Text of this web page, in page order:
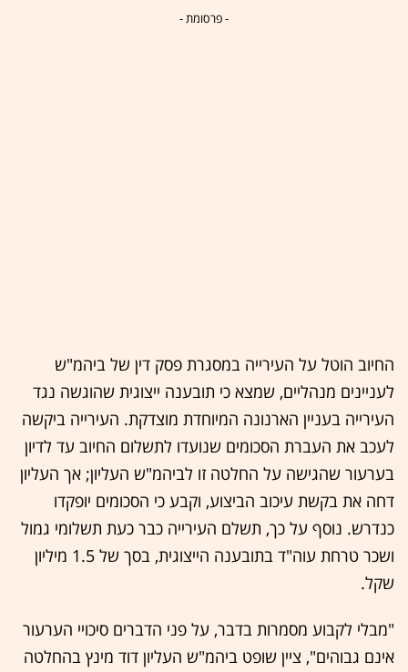
- פרסומת -
החיוב הוטל על העירייה במסגרת פסק דין של ביהמ"ש
לעניינים מנהליים, שמצא כי תובענה ייצוגית שהוגשה נגד
העירייה בעניין הארנונה המיוחדת מוצדקת. העירייה ביקשה
לעכב את העברת הסכומים שנועדו לתשלום החיוב עד לדיון
בערעור שהגישה על החלטה זו לביהמ"ש העליון; אך העליון
דחה את בקשת עיכוב הביצוע, וקבע כי הסכומים יופקדו
כנדרש. נוסף על כך, תשלם העירייה כבר כעת תשלומי גמול
ושכר טרחת עוה"ד בתובענה הייצוגית, בסך של 1.5 מיליון
שקל.
"מבלי לקבוע מסמרות בדבר, על פני הדברים סיכויי הערעור
אינם גבוהים", ציין שופט ביהמ"ש העליון דוד מינץ בהחלטה